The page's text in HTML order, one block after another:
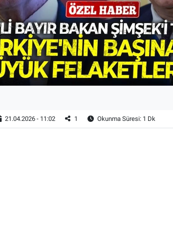
21.04.2026 - 11:02 1 Okunma Süresi: 1 Dk